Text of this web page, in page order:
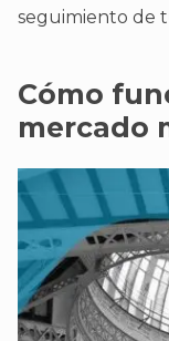
seguimiento de
Cómo
mercado